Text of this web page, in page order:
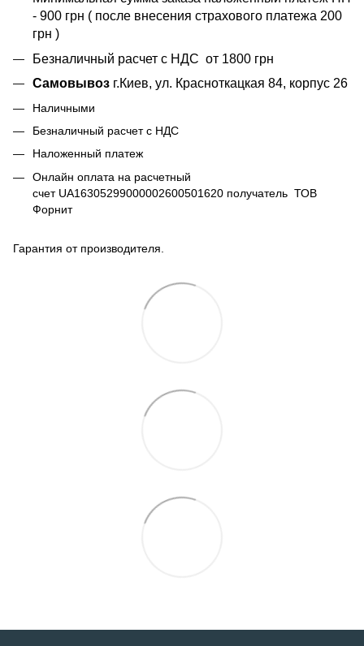
- 900 грн ( после внесения страхового платежа 200
грн )
Безналичный расчет с НДС от 1800 грн
Самовывоз г.Киев, ул. Красноткацкая 84, корпус 26
Наличными
Безналичный расчет с НДС
Наложенный платеж
Онлайн оплата на расчетный
счет UA16305299000002600501620 получатель ТОВ
Форнит
Гарантия от производителя.